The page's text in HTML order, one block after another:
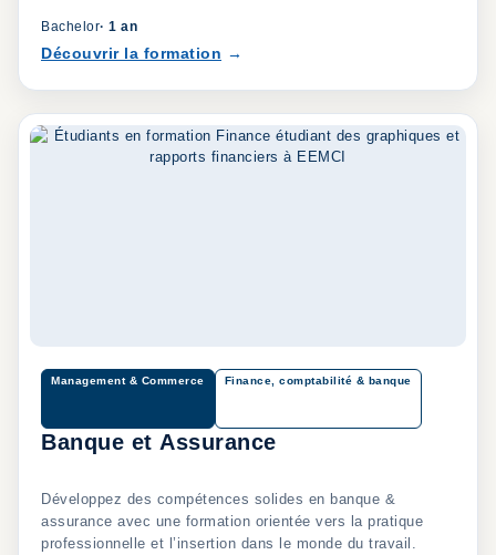
Bachelor· 1 an
Découvrir la formation
Management & Commerce Finance, comptabilité & banque
Banque et Assurance
Développez des compétences solides en banque &
assurance avec une formation orientée vers la pratique
professionnelle et l’insertion dans le monde du travail.